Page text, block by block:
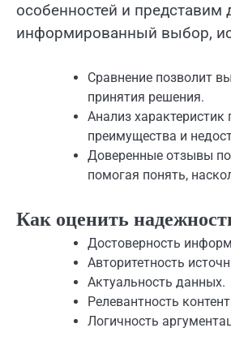
особенностей и
информированный выбор,
Сравнение позволит
принятия решения.
Анализ
преимущества и
Доверенные отзывы
помогая понять,
Как оценить
Достоверность
Авторитетность
Актуальность данных.
Релевантность
Логичность